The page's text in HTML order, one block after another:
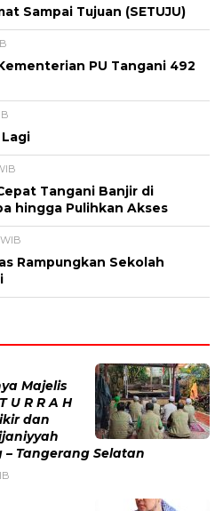
Sampai Tujuan (SETUJU)
PU Tangani 492
Tangani Banjir di
hingga Pulihkan Akses
Rampungkan Sekolah
Majelis
U R R A H
dan
– Tangerang Selatan